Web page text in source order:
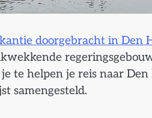
doorgebracht in Den
te helpen je reis naar
samengesteld.